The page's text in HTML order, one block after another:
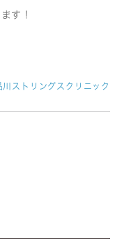
す！
川ストリングスクリニック